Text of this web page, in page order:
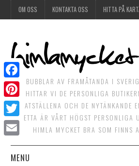
OM OSS KONTAKTA OSS HITTA PÅ
DET BUBBLAR AV FRAMÅTANDA I
HITTAR VI DE PERSONLIGA
MATSTÄLLENA OCH DE NYTÄNKANDE
DETTA ÄR VÅRT HÖGST PERSONLIGA
HIMLA MYCKET BRA SOM FINNS
MENU
Facebook
Pinterest
Twitter
Email